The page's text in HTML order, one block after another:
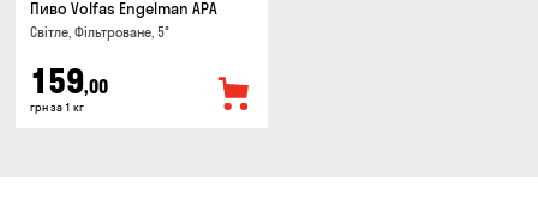
Пиво Volfas Engelman APA
Світле, Фільтроване, 5°
159,00
грн за 1 кг